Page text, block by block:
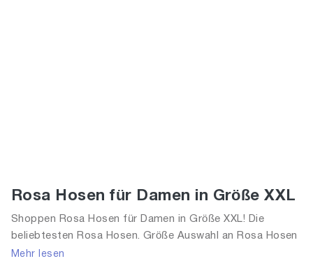
Rosa Hosen für Damen in Größe XXL
Shoppen Rosa Hosen für Damen in Größe XXL! Die
beliebtesten Rosa Hosen. Größe Auswahl an Rosa Hosen
in Größe XXL und alle Trends aus 2026 für Frauen!
Mehr lesen